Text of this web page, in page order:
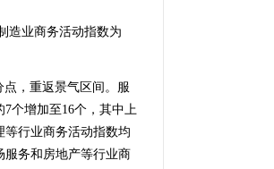
造业商务活动指数为
，重返景气区间。服
个增加至16个，其中上
等行业商务活动指数均
服务和房地产等行业商